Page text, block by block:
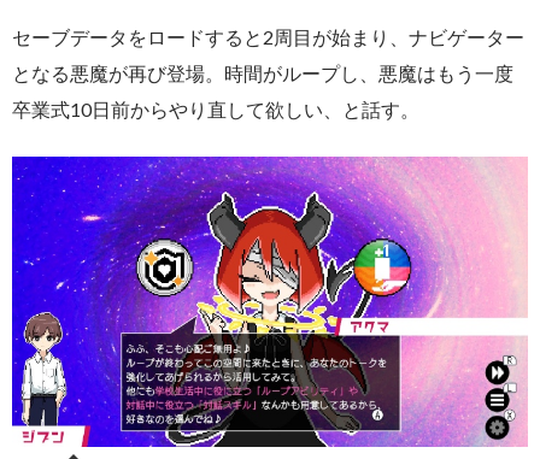
セーブデータをロードすると2周目が始まり、ナビゲーター
となる悪魔が再び登場。時間がループし、悪魔はもう一度
卒業式10日前からやり直して欲しい、と話す。